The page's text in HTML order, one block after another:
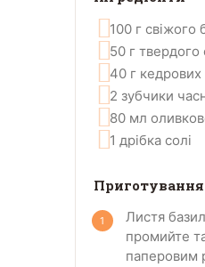
100 г свіжого
50 г твердого
40 г кедрових
2 зубчики
80 мл
1 дрібка солі
Приготування
Листя
промийте
паперовим